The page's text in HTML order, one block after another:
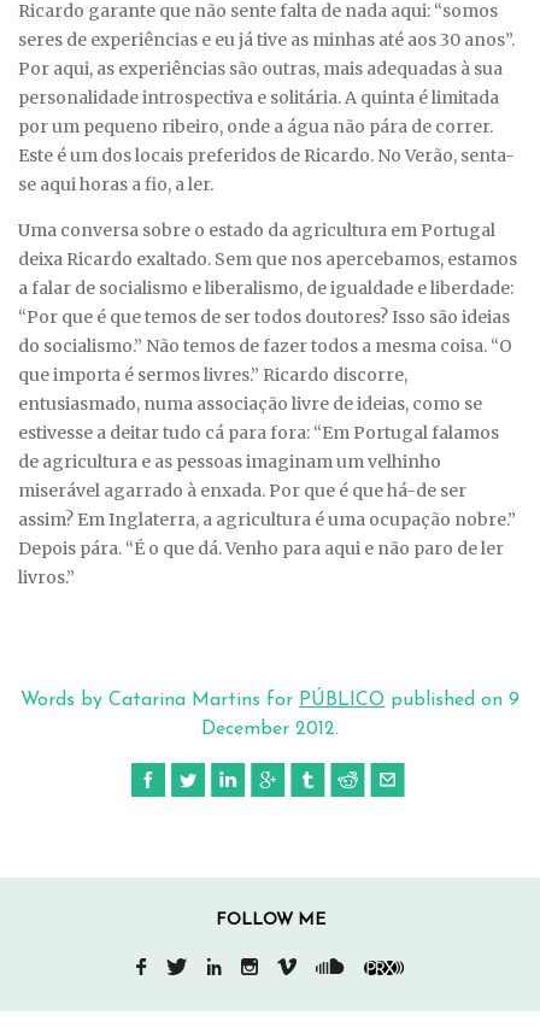
Ricardo garante que não sente falta de nada aqui: “somos
seres de experiências e eu já tive as minhas até aos 30 anos”.
Por aqui, as experiências são outras, mais adequadas à sua
personalidade introspectiva e solitária. A quinta é limitada
por um pequeno ribeiro, onde a água não pára de correr.
Este é um dos locais preferidos de Ricardo. No Verão, senta-
se aqui horas a fio, a ler.
Uma conversa sobre o estado da agricultura em Portugal
deixa Ricardo exaltado. Sem que nos apercebamos, estamos
a falar de socialismo e liberalismo, de igualdade e liberdade:
“Por que é que temos de ser todos doutores? Isso são ideias
do socialismo.” Não temos de fazer todos a mesma coisa. “O
que importa é sermos livres.” Ricardo discorre,
entusiasmado, numa associação livre de ideias, como se
estivesse a deitar tudo cá para fora: “Em Portugal falamos
de agricultura e as pessoas imaginam um velhinho
miserável agarrado à enxada. Por que é que há-de ser
assim? Em Inglaterra, a agricultura é uma ocupação nobre.”
Depois pára. “É o que dá. Venho para aqui e não paro de ler
livros.”
Words by Catarina Martins for PÚBLICO published on 9
December 2012.
FOLLOW ME